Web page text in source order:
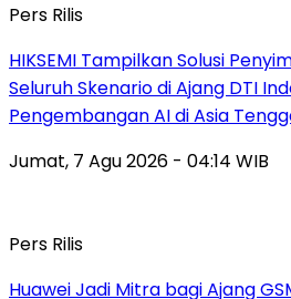
Pers Rilis
HIKSEMI Tampilkan Solusi
Seluruh Skenario di Ajang DTI
Pengembangan AI di Asia
Jumat, 7 Agu 2026 - 04:14 WIB
Pers Rilis
Huawei Jadi Mitra bagi Ajang